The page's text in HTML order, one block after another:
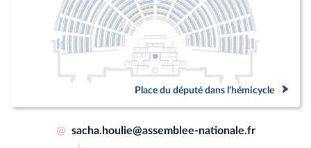
Place du député dans l'hémicycle
@ sacha.houlie@assemblee-nationale.fr